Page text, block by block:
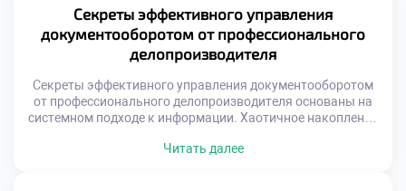
конкурентоспособности на рынке труда. Успешная
карьера строится на непрерывном процессе
самосовершенствования и роста. Делопроизводство
трансформируется под […]
Секреты эффективного управления
документооборотом от профессионального
делопроизводителя
Секреты эффективного управления документооборотом
от профессионального делопроизводителя основаны на
системном подходе к информации. Хаотичное накопление
современной организации. Только выверенная система
Читать далее